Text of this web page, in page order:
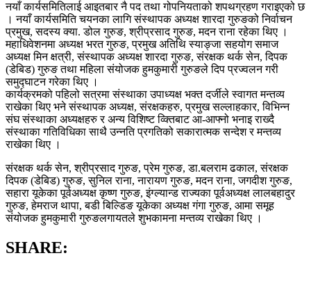
नयाँ कार्यसमितिलाई आइतबार नै पद तथा गोपनियताको शपथग्रहण गराइएको छ
। नयाँ कार्यसमिति चयनका लागि संस्थापक अध्यक्ष शारदा गुरुङको निर्वाचन
प्रमुख, सदस्य क्या. डोल गुरुङ, श्रीप्रसाद गुरुङ, मदन राना रहेका थिए ।
महाधिवेशनमा अध्यक्ष भरत गुरुङ, प्रमुख अतिथि स्याङ्जा सहयोग समाज
अध्यक्ष मिन क्षत्री, संस्थापक अध्यक्ष शारदा गुरुङ, संरक्षक थर्क सेन, दिपक
(डेबिड) गुरुङ तथा महिला संयोजक हुमकुमारी गुरुङले दिप प्रज्वलन गरी
समुद्घाटन गरेका थिए ।
कार्यक्रमको पहिलो सत्रमा संस्थाका उपाध्यक्ष भक्त दर्जीले स्वागत मन्तव्य
राखेका थिए भने संस्थापक अध्यक्ष, संरक्षकहरु, प्रमुख सल्लाहकार, विभिन्न
संघ संस्थाका अध्यक्षहरु र अन्य विशिष्ट व्क्तिबाट आ-आफ्नो भनाइ राख्दै
संस्थाका गतिविधिका साथै उन्नति प्रगतिको सकारात्मक सन्देश र मन्तव्य
राखेका थिए ।
संरक्षक थर्क सेन, श्रीप्रसाद गुरुङ, प्रेम गुरुङ, डा.बलराम ढकाल, संरक्षक
दिपक (डेबिड) गुरुङ, सुनिल राना, नारायण गुरुङ, मदन राना, जगदीश गुरुङ,
सहारा यूकेका पूर्वअध्यक्ष कृष्ण गुरुङ, इंग्ल्यान्ड राज्यका पूर्वअध्यक्ष लालबहादुर
गुरुङ, हेमराज थापा, बडी बिल्डिङ यूकेका अध्यक्ष गंगा गुरुङ, आमा समूह
संयोजक हुमकुमारी गुरुङलगायतले शुभकामना मन्तव्य राखेका थिए ।
SHARE: